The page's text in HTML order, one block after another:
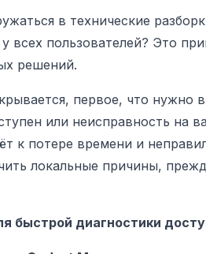
в технические
всех пользователей? Это
решений.
первое, что нужно
или неисправность на
к потере времени и
локальные причины,
быстрой диагностики